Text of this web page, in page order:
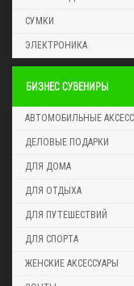
СУМКИ
ЭЛЕКТРОНИКА
БИЗНЕС СУВЕНИРЫ
АВТОМОБИЛЬНЫЕ
ДЕЛОВЫЕ ПОДАРКИ
ДЛЯ ДОМА
ДЛЯ ОТДЫХА
ДЛЯ ПУТЕШЕСТВИЙ
ДЛЯ СПОРТА
ЖЕНСКИЕ АКСЕССУАРЫ